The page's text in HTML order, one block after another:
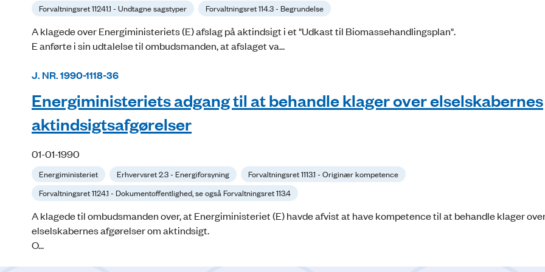
Forvaltningsret 11241.1 - Undtagne sagstyper Forvaltningsret 114.3 - Begrundelse
A klagede over Energiministeriets (E) afslag på aktindsigt i et "Udkast til Biomassehandlingsplan".
E anførte i sin udtalelse til ombudsmanden, at afslaget va...
J. NR. 1990-1118-36
Energiministeriets adgang til at behandle klager over elselskabernes
aktindsigtsafgørelser
01-01-1990
Energiministeriet Erhvervsret 2.3 - Energiforsyning
Forvaltningsret 1113.1 - Originær kompetence
Forvaltningsret 1124.1 - Dokumentoffentlighed, se også Forvaltningsret 113.4
A klagede til ombudsmanden over, at Energiministeriet (E) havde afvist at have kompetence til at behandle klager
elselskabernes afgørelser om aktindsigt.
O...